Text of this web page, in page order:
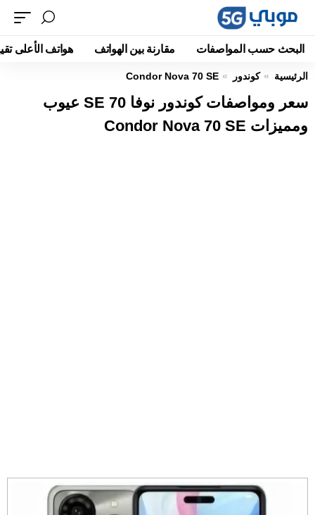
البحث حسب المواصفات مقارنة بين الهواتف هواتف الأعلى
الرئيسية كوندور Condor Nova 70 SE
سعر ومواصفات كوندور نوفا 70 SE عيوب
ومميزات Condor Nova 70 SE